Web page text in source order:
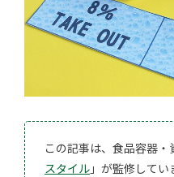
この記事は、食品容器
スタイル 」が監修してい